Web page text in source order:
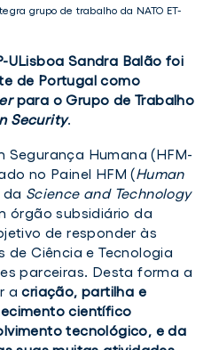
grupo de trabalho da NATO ET-
ULisboa Sandra Balão foi
de Portugal como
para o Grupo de Trabalho
Security.
Segurança Humana (HFM-
no Painel HFM (Human
da Science and Technology
órgão subsidiário da
de responder às
de Ciência e Tecnologia
parceiras. Desta forma a
acriação, partilha e
científico
tecnológico, e da